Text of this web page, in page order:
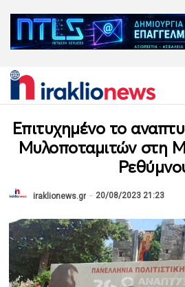
Επιτυχημένο το
Μυλοποταμιτών στη
iraklionews.gr 20/08/2023 21:23